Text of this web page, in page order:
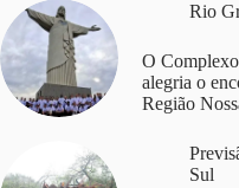
Rio
O
alegria o
Região
Sul